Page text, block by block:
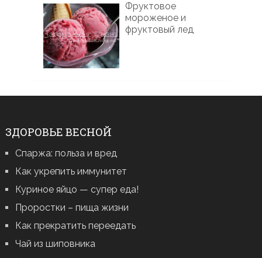
Фруктовое
мороженое и
фруктовый лед
ЗДОРОВЬЕ ВЕСНОЙ
Спаржа: польза и вред
Как укрепить иммунитет
Куриное яйцо — супер еда!
Проростки – пища жизни
Как прекратить переедать
Чай из шиповника